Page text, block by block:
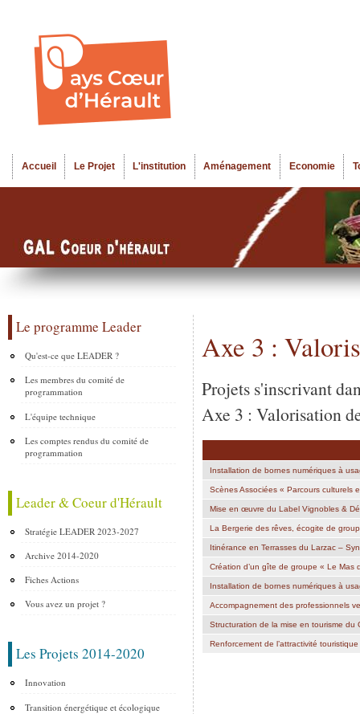
Menu principal
Accueil Le Projet L'institution Aménagement Economie
Le programme Leader
Qu'est-ce que LEADER ?
Les membres du comité de
programmation
L'équipe technique
Les comptes rendus du comité de
programmation
Leader & Coeur d'Hérault
Stratégie LEADER 2023-2027
Archive 2014-2020
Fiches Actions
Vous avez un projet ?
Les Projets 2014-2020
Innovation
Transition énergétique et écologique
Axe 3 :
Projets s'inscrivant
Axe 3 : Valorisation
Installation de bornes numériques à
Scènes Associées « Parcours culturels
Mise en œuvre du Label Vignobles &
La Bergerie des rêves, écogite de
Itinérance en Terrasses du Larzac –
Création d’un gîte de groupe « Le Mas
Installation de bornes numériques à
Accompagnement des professionnels
Structuration de la mise en tourisme du
Renforcement de l’attractivité